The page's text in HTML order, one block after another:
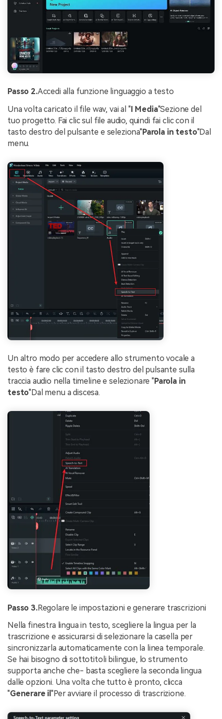
Passo 2.Accedi alla funzione linguaggio a testo
Una volta caricato il file wav, vai al "I Media"Sezione del
tuo progetto. Fai clic sul file audio, quindi fai clic con il
tasto destro del pulsante e seleziona"Parola in testo"Dal
menu.
Un altro modo per accedere allo strumento vocale a
testo è fare clic con il tasto destro del pulsante sulla
traccia audio nella timeline e selezionare "Parola in
testo"Dal menu a discesa.
Passo 3.Regolare le impostazioni e generare trascrizioni
Nella finestra lingua in testo, scegliere la lingua per la
trascrizione e assicurarsi di selezionare la casella per
sincronizzarla automaticamente con la linea temporale.
Se hai bisogno di sottotitoli bilingue, lo strumento
supporta anche che- basta scegliere la seconda lingua
dalle opzioni. Una volta che tutto è pronto, clicca
"Generare il"Per avviare il processo di trascrizione.